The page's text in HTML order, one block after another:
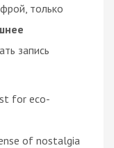
только
запись
for eco-
of nostalgia